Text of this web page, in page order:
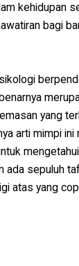
kehidupan
bagi
yang
arti mimpi
ada sepuluh
atas yang